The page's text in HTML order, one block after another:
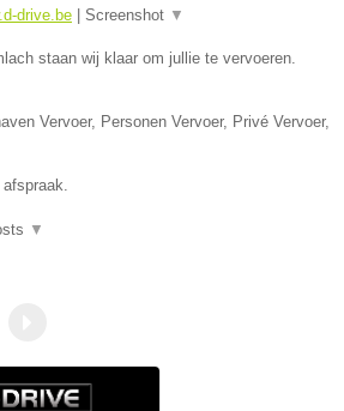
drive.be Screenshot ▼
staan wij klaar om jullie te vervoeren.
Vervoer, Personen Vervoer, Privé Vervoer,
afspraak.
▼